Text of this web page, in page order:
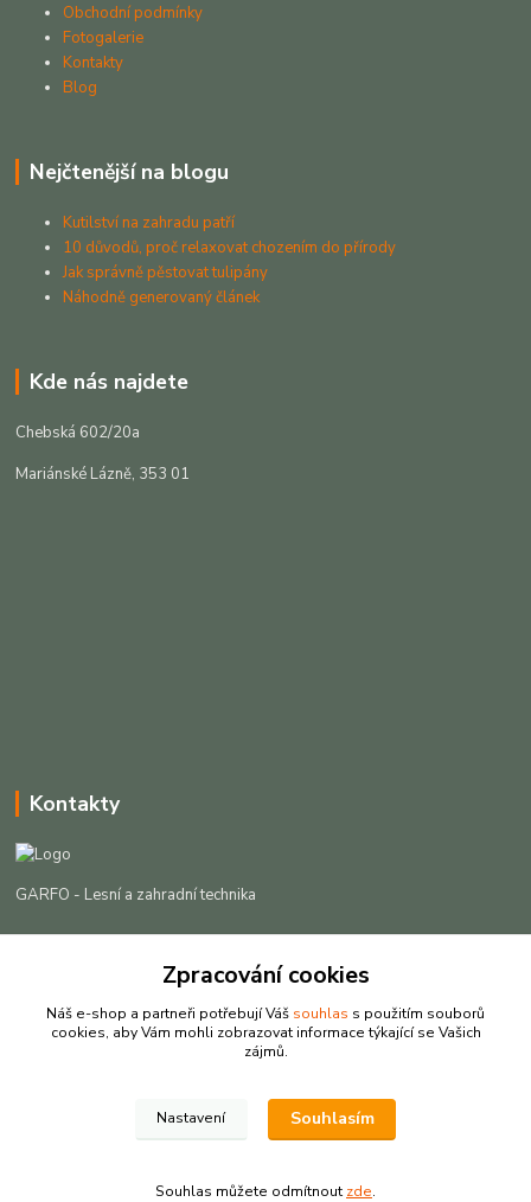
Obchodní podmínky
Fotogalerie
Kontakty
Blog
Nejčtenější na blogu
Kutilství na zahradu patří
10 důvodů, proč relaxovat chozením do přírody
Jak správně pěstovat tulipány
Náhodně generovaný článek
Kde nás najdete
Chebská 602/20a
Mariánské Lázně, 353 01
Kontakty
GARFO - Lesní a zahradní technika
+420 725 301 044
info@garfo.cz
Zpracování cookies
Náš e-shop a partneři potřebují Váš souhlas s použitím souborů
cookies, aby Vám mohli zobrazovat informace týkající se Vašich
zájmů.
Nastavení Souhlasím
Souhlas můžete odmítnout zde.